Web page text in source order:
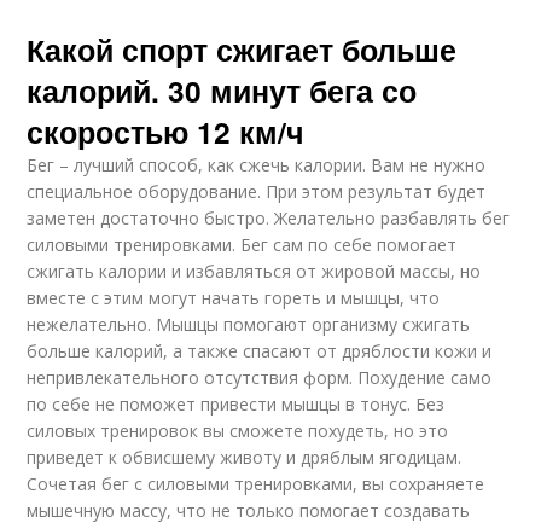
Какой спорт сжигает больше
калорий. 30 минут бега со
скоростью 12 км/ч
Бег – лучший способ, как сжечь калории. Вам не нужно
специальное оборудование. При этом результат будет
заметен достаточно быстро. Желательно разбавлять бег
силовыми тренировками. Бег сам по себе помогает
сжигать калории и избавляться от жировой массы, но
вместе с этим могут начать гореть и мышцы, что
нежелательно. Мышцы помогают организму сжигать
больше калорий, а также спасают от дряблости кожи и
непривлекательного отсутствия форм. Похудение само
по себе не поможет привести мышцы в тонус. Без
силовых тренировок вы сможете похудеть, но это
приведет к обвисшему животу и дряблым ягодицам.
Сочетая бег с силовыми тренировками, вы сохраняете
мышечную массу, что не только помогает создавать